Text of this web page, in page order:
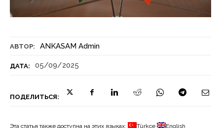
АВТОР: ANKASAM Admin
ДАТА: 05/09/2025
ПОДЕЛИТЬСЯ:
Эта статья также доступна на этих языках: Türkçe English